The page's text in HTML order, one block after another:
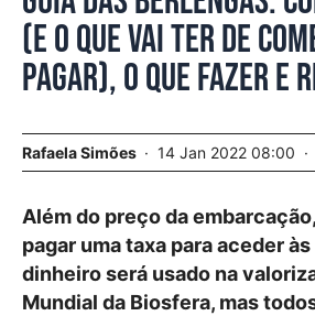
(e o que vai ter de
pagar), o que fazer e
Rafaela Simões 14 Jan 2022 08:00
Além do preço da
pagar uma taxa para aceder
dinheiro será usado na
Mundial da Biosfera, mas